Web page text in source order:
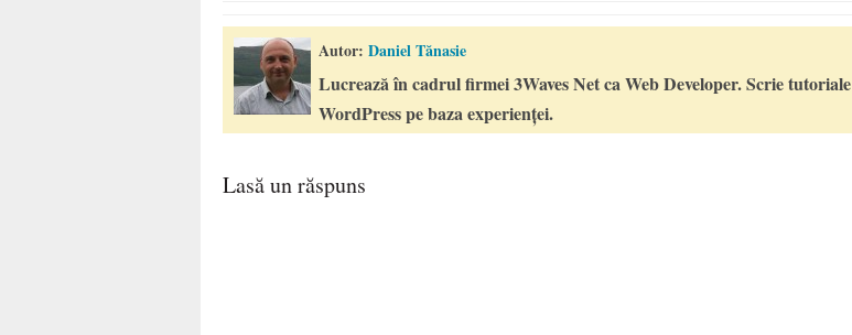
Autor: Daniel Tănasie
Lucrează în cadrul firmei 3Waves Net ca Web Developer. Scrie tutoriale
WordPress pe baza experienței.
Lasă un răspuns